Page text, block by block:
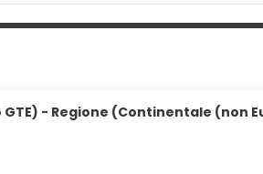
- Regione (Continentale (non